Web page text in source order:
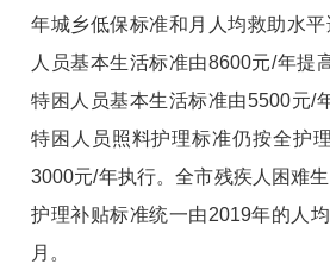
年城乡低保标准和月人均救助水
人员基本生活标准由8600元/年提
特困人员基本生活标准由5500元/
特困人员照料护理标准仍按全护
3000元/年执行。全市残疾人困难
护理补贴标准统一由2019年的人
月。